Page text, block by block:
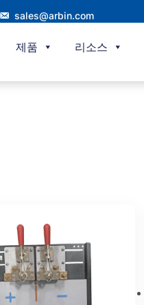
sales@arbin.com
제품 리소스